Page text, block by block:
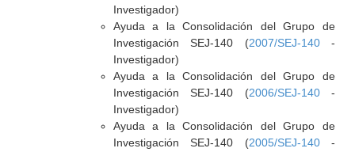
Investigador)
Ayuda a la Consolidación del Grupo de
Investigación SEJ-140 (2007/SEJ-140-
Investigador)
Ayuda a la Consolidación del Grupo de
Investigación SEJ-140 (2006/SEJ-140-
Investigador)
Ayuda a la Consolidación del Grupo de
Investigación SEJ-140 (2005/SEJ-140-